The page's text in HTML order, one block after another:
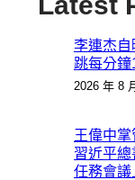
李連杰自
跳每分鐘
2026 年 8
王偉中
習近平
任務會議